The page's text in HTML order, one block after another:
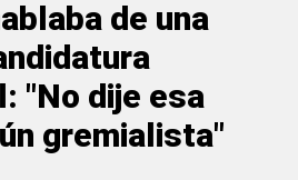
de una
"No dije esa
gremialista"